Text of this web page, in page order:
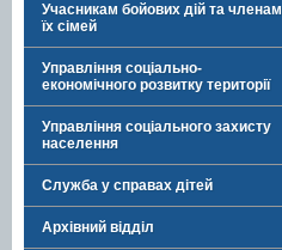
Учасникам бойових дій та членам
їх сімей
Управління соціально-
економічного розвитку території
Управління соціального захисту
населення
Служба у справах дітей
Архівний відділ